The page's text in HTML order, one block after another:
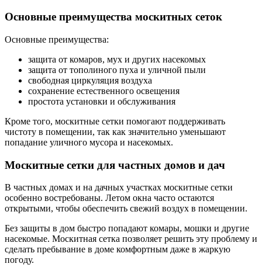
Основные преимущества москитных сеток
Основные преимущества:
защита от комаров, мух и других насекомых
защита от тополиного пуха и уличной пыли
свободная циркуляция воздуха
сохранение естественного освещения
простота установки и обслуживания
Кроме того, москитные сетки помогают поддерживать
чистоту в помещении, так как значительно уменьшают
попадание уличного мусора и насекомых.
Москитные сетки для частных домов и дач
В частных домах и на дачных участках москитные сетки
особенно востребованы. Летом окна часто остаются
открытыми, чтобы обеспечить свежий воздух в помещении.
Без защиты в дом быстро попадают комары, мошки и другие
насекомые. Москитная сетка позволяет решить эту проблему и
сделать пребывание в доме комфортным даже в жаркую
погоду.